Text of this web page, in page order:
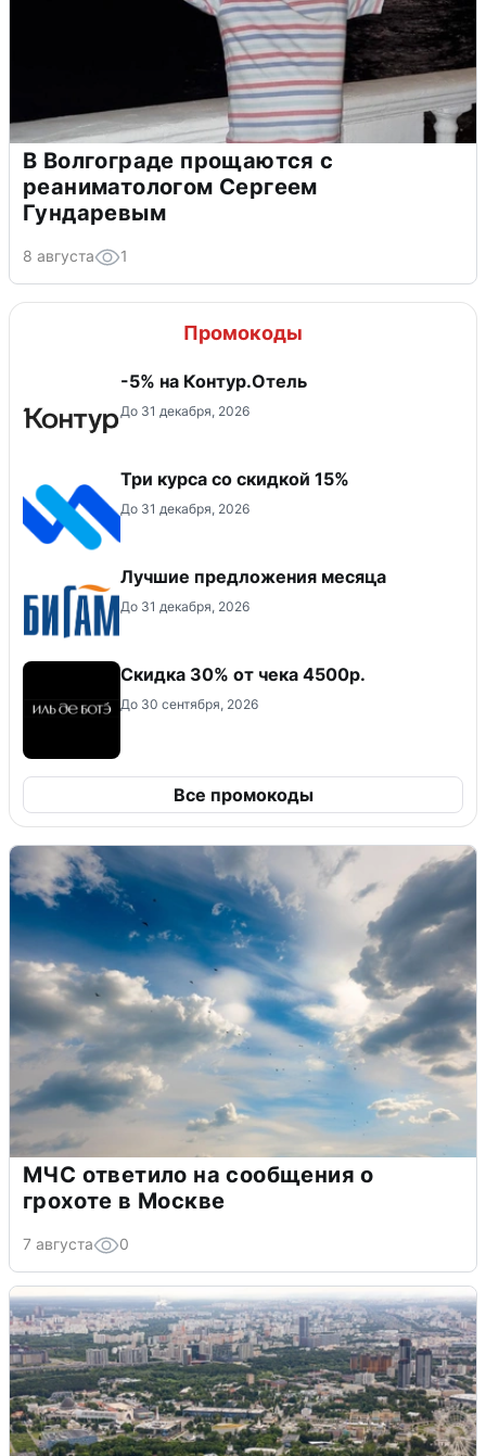
В Волгограде прощаются с
реаниматологом Сергеем
Гундаревым
8 августа 1
Промокоды
-5% на Контур.Отель
До 31 декабря, 2026
Три курса со скидкой 15%
До 31 декабря, 2026
Лучшие предложения месяца
До 31 декабря, 2026
Скидка 30% от чека 4500р.
До 30 сентября, 2026
Все промокоды
МЧС ответило на сообщения о
грохоте в Москве
7 августа 0